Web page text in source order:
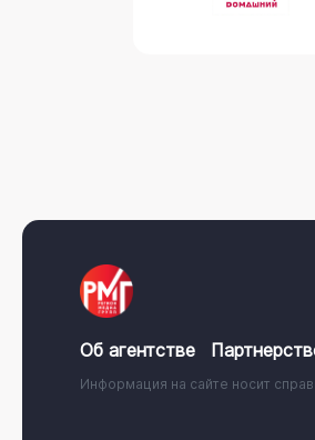
Об агентстве
Информация на сайте носит